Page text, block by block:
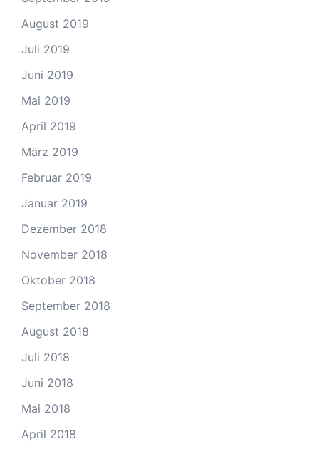
August 2019
Juli 2019
Juni 2019
Mai 2019
April 2019
März 2019
Februar 2019
Januar 2019
Dezember 2018
November 2018
Oktober 2018
September 2018
August 2018
Juli 2018
Juni 2018
Mai 2018
April 2018